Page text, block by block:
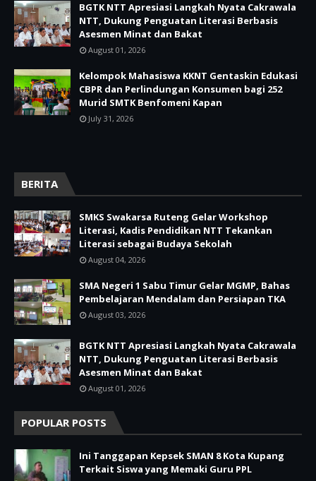
BGTK NTT Apresiasi Langkah Nyata Cakrawala
NTT, Dukung Penguatan Literasi Berbasis
Asesmen Minat dan Bakat
August 01, 2026
Kelompok Mahasiswa KKNT Gentaskin Edukasi
CBPR dan Perlindungan Konsumen bagi 252
Murid SMTK Benfomeni Kapan
July 31, 2026
BERITA
SMKS Swakarsa Ruteng Gelar Workshop
Literasi, Kadis Pendidikan NTT Tekankan
Literasi sebagai Budaya Sekolah
August 04, 2026
SMA Negeri 1 Sabu Timur Gelar MGMP, Bahas
Pembelajaran Mendalam dan Persiapan TKA
August 03, 2026
BGTK NTT Apresiasi Langkah Nyata Cakrawala
NTT, Dukung Penguatan Literasi Berbasis
Asesmen Minat dan Bakat
August 01, 2026
POPULAR POSTS
Ini Tanggapan Kepsek SMAN 8 Kota Kupang
Terkait Siswa yang Memaki Guru PPL